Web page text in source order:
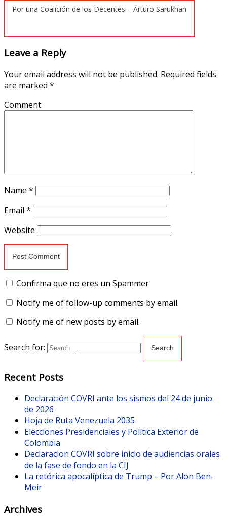
Por una Coalición de los Decentes – Arturo Sarukhan
Leave a Reply
Your email address will not be published. Required fields
are marked *
Comment
Name *
Email *
Website
Confirma que no eres un Spammer
Notify me of follow-up comments by email.
Notify me of new posts by email.
Search for:
Recent Posts
Declaración COVRI ante los sismos del 24 de junio
de 2026
Hoja de Ruta Venezuela 2035
Elecciones Presidenciales y Política Exterior de
Colombia
Declaracion COVRI sobre inicio de audiencias orales
de la fase de fondo en la CIJ
La retórica apocalíptica de Trump – Por Alon Ben-
Meir
Archives